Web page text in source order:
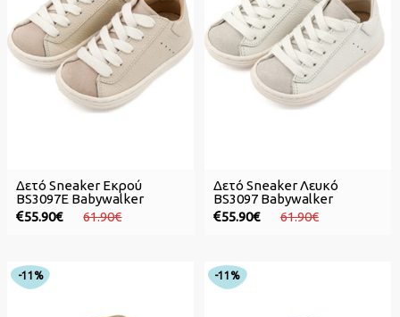
Δετό Sneaker Εκρού
BS3097E Babywalker
55.90€
61.90€
Δετό Sneaker Λευκό
BS3097 Babywalker
55.90€
61.90€
-11% -11%